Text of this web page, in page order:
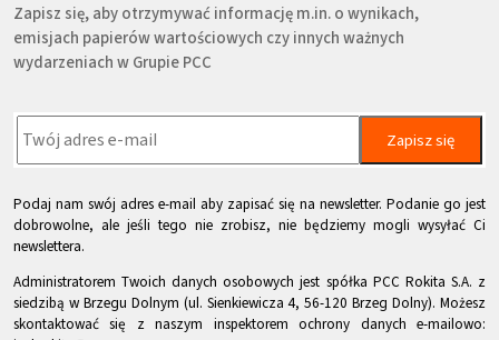
Zapisz się, aby otrzymywać informację m.in. o wynikach,
emisjach papierów wartościowych czy innych ważnych
wydarzeniach w Grupie PCC
Zapisz się
Podaj nam swój adres e-mail aby zapisać się na newsletter. Podanie go jest
dobrowolne, ale jeśli tego nie zrobisz, nie będziemy mogli wysyłać Ci
newslettera.
Administratorem Twoich danych osobowych jest spółka PCC Rokita S.A. z
siedzibą w Brzegu Dolnym (ul. Sienkiewicza 4, 56-120 Brzeg Dolny). Możesz
skontaktować się z naszym inspektorem ochrony danych e-mailowo: